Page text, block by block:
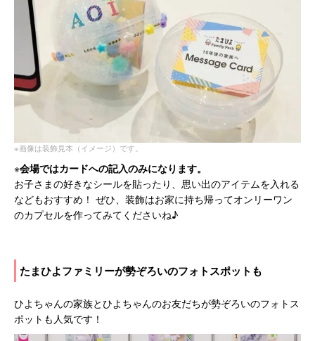
※画像は装飾見本（イメージ）です。
※会場ではカードへの記入のみになります。
お子さまの好きなシールを貼ったり、思い出のアイテムを入れる
などもおすすめ！ ぜひ、装飾はお家に持ち帰ってオンリーワン
のカプセルを作ってみてくださいね♪
たまひよファミリーが勢ぞろいのフォトスポットも
ひよちゃんの家族とひよちゃんのお友だちが勢ぞろいのフォトス
ポットも人気です！